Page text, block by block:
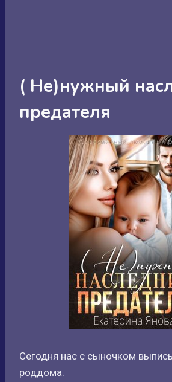
( Не)нужный
предателя
Сегодня нас с сыночком
роддома.